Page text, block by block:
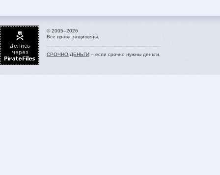
© 2005–2026
Все права защищены.
СРОЧНО.ДЕНЬГИ – если срочно нужны деньги.